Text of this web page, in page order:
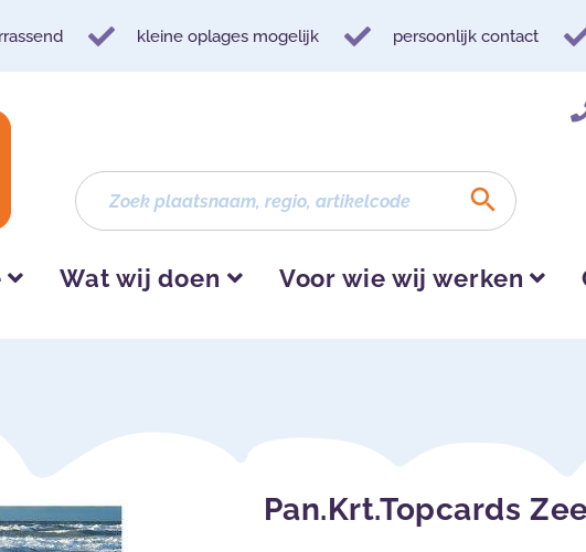
kleine oplages mogelijk persoonlijk contact
Wat wij doen Voor wie wij werken
Pan.Krt.Topcards